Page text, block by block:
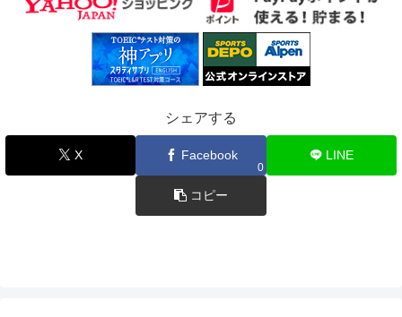
シェアする
X Facebook
0
LINE
コピー